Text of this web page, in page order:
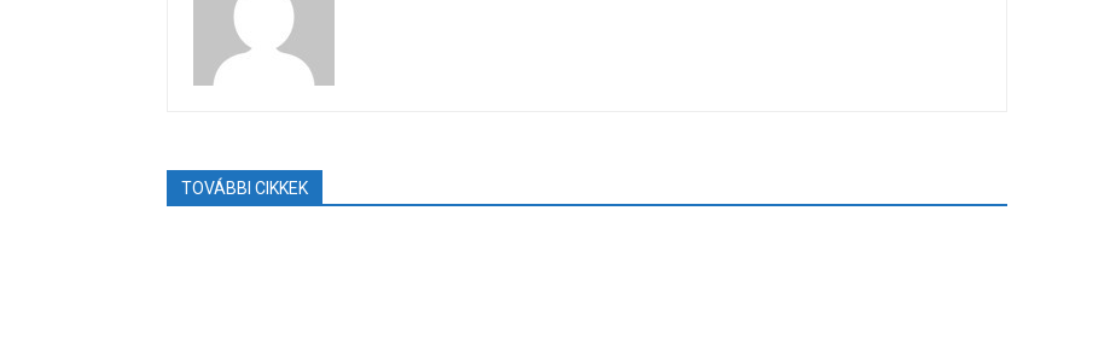
TOVÁBBI CIKKEK